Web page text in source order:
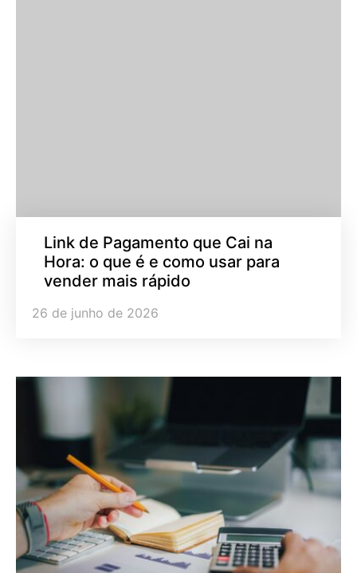
Link de Pagamento que Cai na
Hora: o que é e como usar para
vender mais rápido
26 de junho de 2026